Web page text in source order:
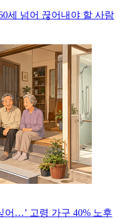
세 넘어 끊어내야 할 사람
어…’ 고령 가구 40% 노후